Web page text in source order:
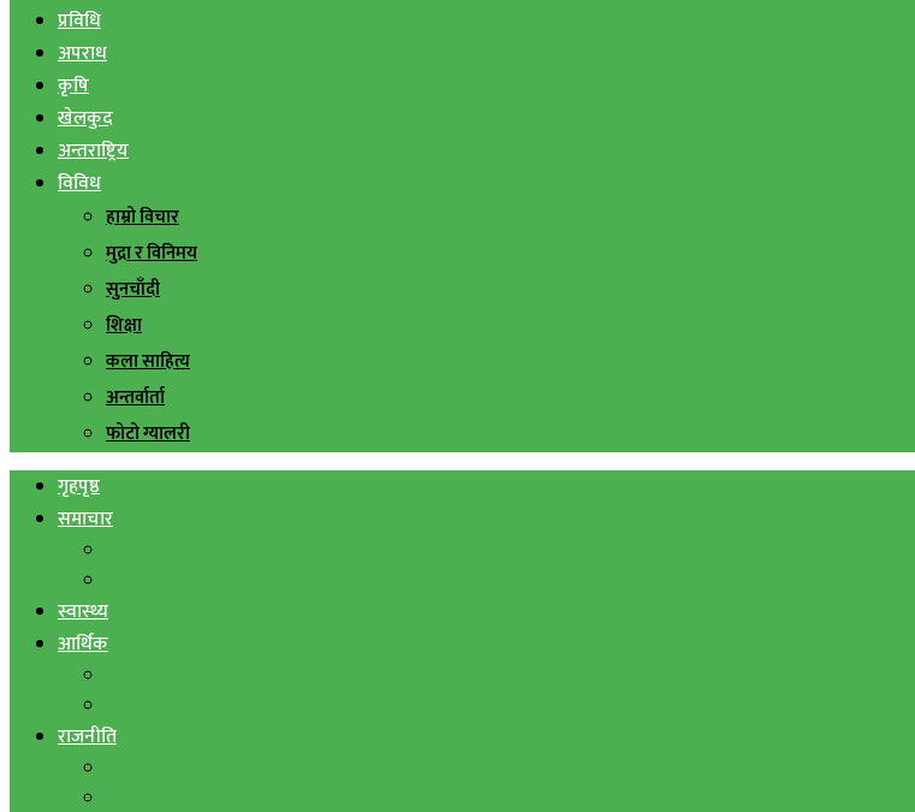
प्रविधि
अपराध
कृषि
खेलकुद
अन्तराष्ट्रिय
विविध
हाम्रो विचार
मुद्रा र विनिमय
सुनचाँदी
शिक्षा
कला साहित्य
अन्तर्वार्ता
फोटो ग्यालरी
गृहपृष्ठ
समाचार
स्वास्थ्य
आर्थिक
राजनीति